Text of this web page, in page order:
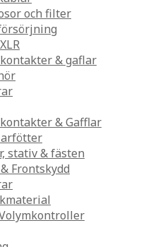
och filter
& gaflar
& Gafflar
stativ & fästen
Frontskydd